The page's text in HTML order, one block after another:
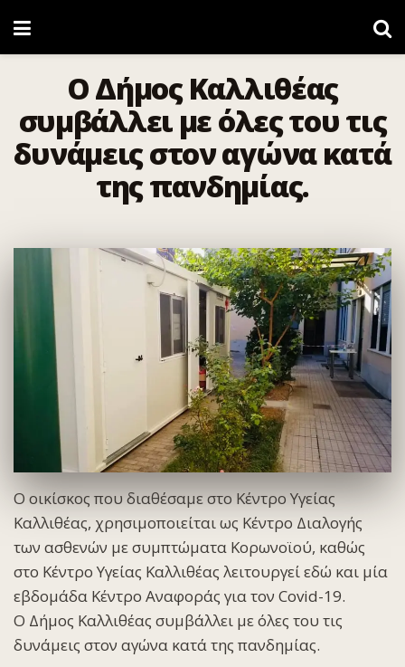
Ο Δήμος Καλλιθέας
συμβάλλει με όλες του τις
δυνάμεις στον αγώνα κατά
της πανδημίας.
Ο οικίσκος που διαθέσαμε στο Κέντρο Υγείας
Καλλιθέας, χρησιμοποιείται ως Κέντρο Διαλογής
των ασθενών με συμπτώματα Κορωνοϊού, καθώς
στο Κέντρο Υγείας Καλλιθέας λειτουργεί εδώ και μία
εβδομάδα Κέντρο Αναφοράς για τον Covid-19.
Ο Δήμος Καλλιθέας συμβάλλει με όλες του τις
δυνάμεις στον αγώνα κατά της πανδημίας.